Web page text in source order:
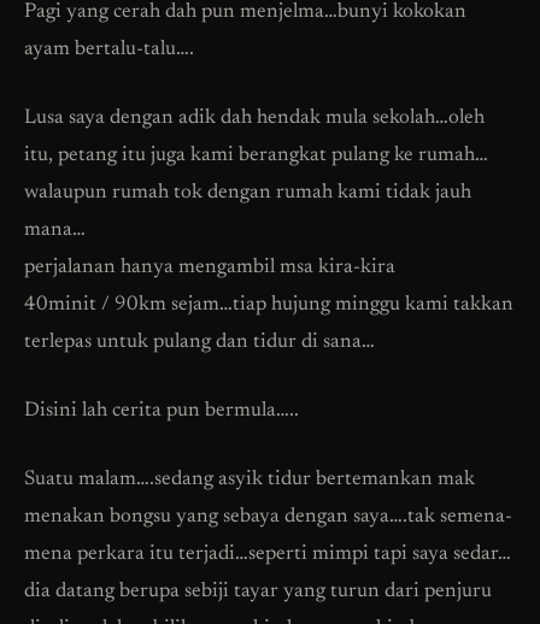
Pagi yang cerah dah pun menjelma…bunyi kokokan
ayam bertalu-talu….
Lusa saya dengan adik dah hendak mula sekolah…oleh
itu, petang itu juga kami berangkat pulang ke rumah…
walaupun rumah tok dengan rumah kami tidak jauh
mana…
perjalanan hanya mengambil msa kira-kira
40minit / 90km sejam…tiap hujung minggu kami takkan
terlepas untuk pulang dan tidur di sana…
Disini lah cerita pun bermula…..
Suatu malam….sedang asyik tidur bertemankan mak
menakan bongsu yang sebaya dengan saya….tak semena-
mena perkara itu terjadi…seperti mimpi tapi saya sedar…
dia datang berupa sebiji tayar yang turun dari penjuru